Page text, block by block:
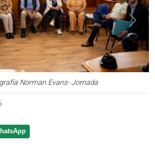
Norman Evans- Jornada